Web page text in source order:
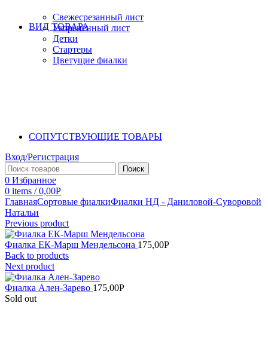
ВИД ТОВАРА
Свежесрезанный лист
Укорененный лист
Детки
Стартеры
Цветущие фиалки
СОПУТСТВУЮЩИЕ ТОВАРЫ
Вход/Регистрация
Поиск
0 Избранное
0 items / 0,00Р
ГлавнаяСортовые фиалкиФиалки НД - Даниловой-Суворовой
Натальи
Previous product
Фиалка ЕК-Марш Мендельсона 175,00Р
Back to products
Next product
Фиалка Ален-Зарево 175,00Р
Sold out